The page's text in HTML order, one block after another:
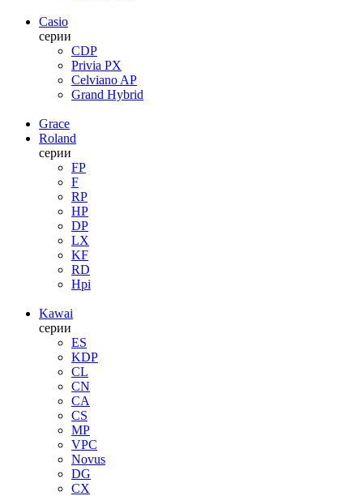
Casio
серии
CDP
Privia PX
Celviano AP
Grand Hybrid
Grace
Roland
серии
FP
F
RP
HP
DP
LX
KF
RD
Hpi
Kawai
серии
ES
KDP
CL
CN
CA
CS
MP
VPC
Novus
DG
CX